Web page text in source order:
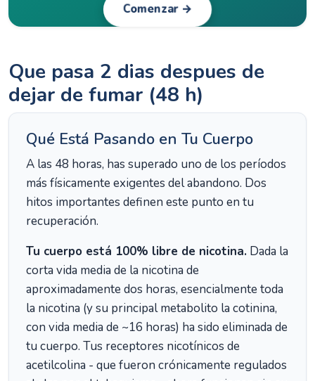
Comenzar →
Que pasa 2 dias despues de
dejar de fumar (48 h)
Qué Está Pasando en Tu Cuerpo
A las 48 horas, has superado uno de los períodos
más físicamente exigentes del abandono. Dos
hitos importantes definen este punto en tu
recuperación.
Tu cuerpo está 100% libre de nicotina. Dada la
corta vida media de la nicotina de
aproximadamente dos horas, esencialmente toda
la nicotina (y su principal metabolito la cotinina,
con vida media de ~16 horas) ha sido eliminada de
tu cuerpo. Tus receptores nicotínicos de
acetilcolina - que fueron crónicamente regulados